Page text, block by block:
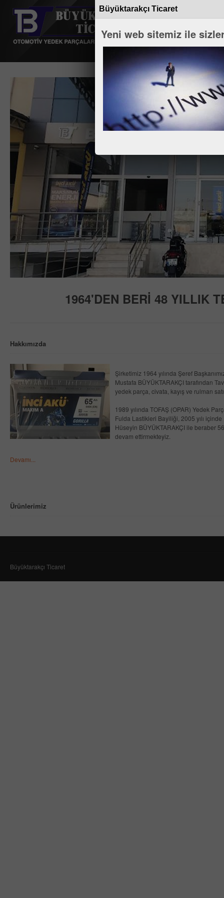
1964'DEN BERİ 48 YILLIK
Hakkımızda
Şirketimiz 1964 yılında Şeref
Mustafa BÜYÜKTARAKÇI tarafından
yedek parça, civata, kayış ve rulman
1989 yılında TOFAŞ (OPAR) Yedek
Fulda Lastikleri Bayiliği, 2005 yılı
Hüseyin BÜYÜKTARAKÇI ile beraber
devam ettirmekteyiz.
Devamı...
Ürünlerimiz
Büyüktarakçı Ticaret
Büyüktarakçı Ticaret
Yeni web sitemiz ile